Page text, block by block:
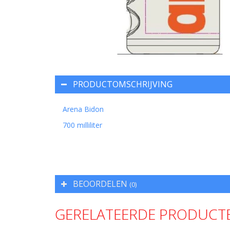
PRODUCTOMSCHRIJVING
Arena Bidon
700 milliliter
BEOORDELEN (0)
GERELATEERDE